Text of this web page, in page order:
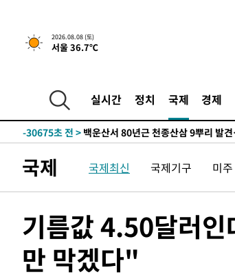
2026.08.08 (토)
서울 36.7℃
실시간 정치 국제 경제
[속보]뉴욕증시 상승 마감…S&P 0.6% 나
-30675초 전 > 백운산서 80년근 천종산삼 9뿌리 발
-25919초 전 >
남자 농구, 나고야 아시안게임서 '홈팀'
-25295초 전 >여수 오동도 해상서 모터보트 전복…1
주 날씨]
-18540초 전 >축구협회 "압수수색·성접대 논란 사
-17057초 전 >[속보]'압수수색·성접대 논란' 축구협
송"
-5678초 전 > '최고 37도' 폭염 지속…강원동해안 최
국제 국제최신 국제기구 미주
기름값 4.50달러
만 막겠다"